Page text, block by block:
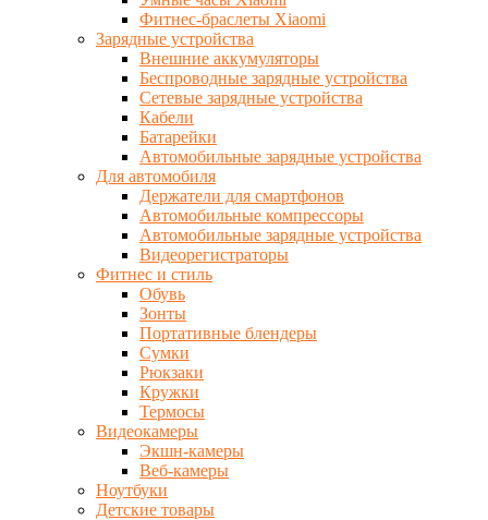
Фитнес-браслеты Xiaomi
Зарядные устройства
Внешние аккумуляторы
Беспроводные зарядные устройства
Сетевые зарядные устройства
Кабели
Батарейки
Автомобильные зарядные устройства
Для автомобиля
Держатели для смартфонов
Автомобильные компрессоры
Автомобильные зарядные устройства
Видеорегистраторы
Фитнес и стиль
Обувь
Зонты
Портативные блендеры
Сумки
Рюкзаки
Кружки
Термосы
Видеокамеры
Экшн-камеры
Веб-камеры
Ноутбуки
Детские товары